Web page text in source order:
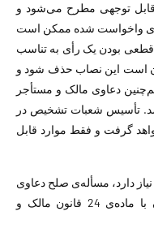
توجهی مطرح می‌شود و
واخواست شده ممکن است
قطعی بودن یک رأی به تناسب
آن است این نصاب حذف شود و
دعاوی مالک و مستأجر
تأسیس شعبات تشخیص در
گرفت و فقط موارد قابل
دارد، مسأله‌ی صلح دعاوی
(در دعاوی موجر و مستأجر) و تلفیق آن با ماده‌ی 24 قانون مالک و